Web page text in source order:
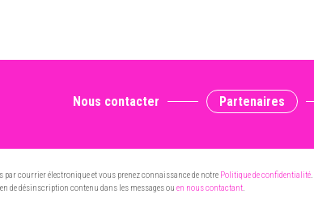
Nous contacter Partenaires
courrier électronique et vous prenez connaissance de notre Politique de confidentialité.
de désinscription contenu dans les messages ou en nous contactant.